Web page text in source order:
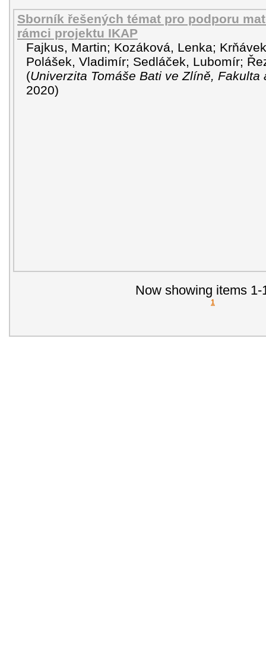
Sborník řešených témat pro podporu
rámci projektu IKAP
Fajkus, Martin; Kozáková, Lenka;
Polášek, Vladimír; Sedláček, Lubomír;
(Univerzita Tomáše Bati ve Zlíně,
2020)
Now showing items 1-
1